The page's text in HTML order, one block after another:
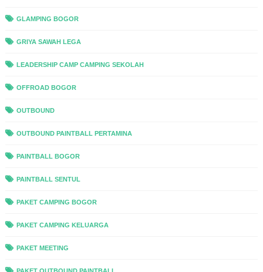
GLAMPING BOGOR
GRIYA SAWAH LEGA
LEADERSHIP CAMP CAMPING SEKOLAH
OFFROAD BOGOR
OUTBOUND
OUTBOUND PAINTBALL PERTAMINA
PAINTBALL BOGOR
PAINTBALL SENTUL
PAKET CAMPING BOGOR
PAKET CAMPING KELUARGA
PAKET MEETING